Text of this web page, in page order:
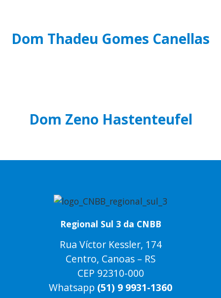
Dom Thadeu Gomes Canellas
Dom Zeno Hastenteufel
Regional Sul 3 da CNBB
Rua Víctor Kessler, 174
Centro, Canoas – RS
CEP 92310-000
Whatsapp (51) 9 9931-1360